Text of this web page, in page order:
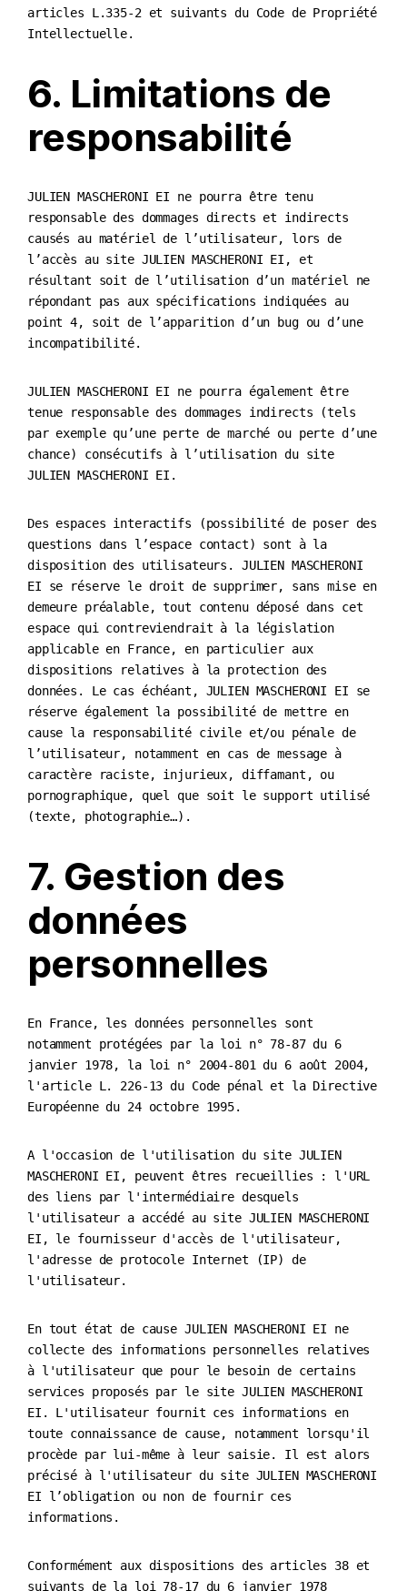
articles L.335-2 et suivants du Code de Propriété
Intellectuelle.
6. Limitations de
responsabilité
JULIEN MASCHERONI EI ne pourra être tenu
responsable des dommages directs et indirects
causés au matériel de l’utilisateur, lors de
l’accès au site JULIEN MASCHERONI EI, et
résultant soit de l’utilisation d’un matériel ne
répondant pas aux spécifications indiquées au
point 4, soit de l’apparition d’un bug ou d’une
incompatibilité.
JULIEN MASCHERONI EI ne pourra également être
tenue responsable des dommages indirects (tels
par exemple qu’une perte de marché ou perte d’une
chance) consécutifs à l’utilisation du site
JULIEN MASCHERONI EI.
Des espaces interactifs (possibilité de poser des
questions dans l’espace contact) sont à la
disposition des utilisateurs. JULIEN MASCHERONI
EI se réserve le droit de supprimer, sans mise en
demeure préalable, tout contenu déposé dans cet
espace qui contreviendrait à la législation
applicable en France, en particulier aux
dispositions relatives à la protection des
données. Le cas échéant, JULIEN MASCHERONI EI se
réserve également la possibilité de mettre en
cause la responsabilité civile et/ou pénale de
l’utilisateur, notamment en cas de message à
caractère raciste, injurieux, diffamant, ou
pornographique, quel que soit le support utilisé
(texte, photographie…).
7. Gestion des
données
personnelles
En France, les données personnelles sont
notamment protégées par la loi n° 78-87 du 6
janvier 1978, la loi n° 2004-801 du 6 août 2004,
l'article L. 226-13 du Code pénal et la Directive
Européenne du 24 octobre 1995.
A l'occasion de l'utilisation du site JULIEN
MASCHERONI EI, peuvent êtres recueillies : l'URL
des liens par l'intermédiaire desquels
l'utilisateur a accédé au site JULIEN MASCHERONI
EI, le fournisseur d'accès de l'utilisateur,
l'adresse de protocole Internet (IP) de
l'utilisateur.
En tout état de cause JULIEN MASCHERONI EI ne
collecte des informations personnelles relatives
à l'utilisateur que pour le besoin de certains
services proposés par le site JULIEN MASCHERONI
EI. L'utilisateur fournit ces informations en
toute connaissance de cause, notamment lorsqu'il
procède par lui-même à leur saisie. Il est alors
précisé à l'utilisateur du site JULIEN MASCHERONI
EI l’obligation ou non de fournir ces
informations.
Conformément aux dispositions des articles 38 et
suivants de la loi 78-17 du 6 janvier 1978